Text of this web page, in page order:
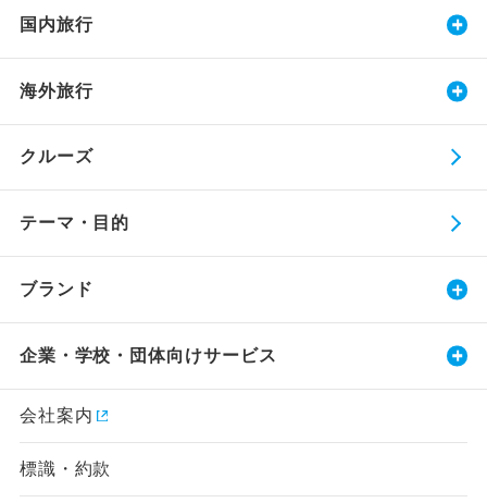
国内旅行
海外旅行
クルーズ
テーマ・目的
ブランド
企業・学校・団体向けサービス
会社案内
標識・約款